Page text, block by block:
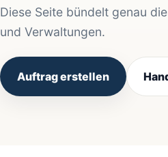
Diese Seite bündelt genau
und Verwaltungen.
Auftrag erstellen